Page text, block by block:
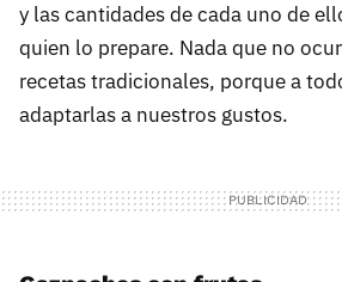
y las cantidades de cada uno de
quien lo prepare. Nada que no
recetas tradicionales, porque a
adaptarlas a nuestros gustos.